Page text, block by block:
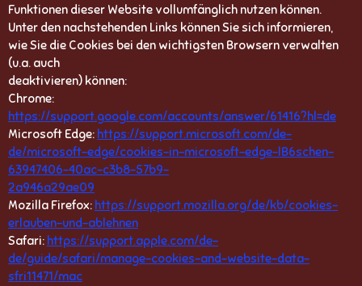
Funktionen dieser Website vollumfänglich nutzen können.
Unter den nachstehenden Links können Sie sich informieren,
wie Sie die Cookies bei den wichtigsten Browsern verwalten
(u.a. auch
deaktivieren) können:
Chrome:
https://support.google.com/accounts/answer/61416?hl=de
Microsoft Edge: https://support.microsoft.com/de-
de/microsoft-edge/cookies-in-microsoft-edge-lB6schen-
63947406-40ac-c3b8-57b9-
2a946a29ae09
Mozilla Firefox: https://support.mozilla.org/de/kb/cookies-
erlauben-und-ablehnen
Safari: https://support.apple.com/de-
de/guide/safari/manage-cookies-and-website-data-
sfri11471/mac